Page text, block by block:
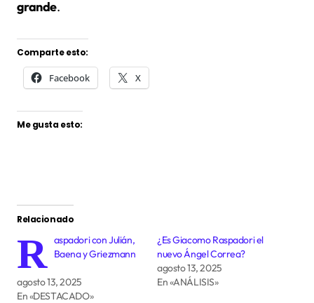
grande.
Comparte esto:
Facebook X
Me gusta esto:
Relacionado
R aspadori con Julián,
Baena y Griezmann
agosto 13, 2025
En «DESTACADO»
¿Es Giacomo Raspadori el
nuevo Ángel Correa?
agosto 13, 2025
En «ANÁLISIS»